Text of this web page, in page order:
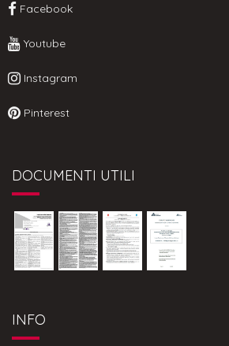
Facebook
Youtube
Instagram
Pinterest
DOCUMENTI UTILI
INFO